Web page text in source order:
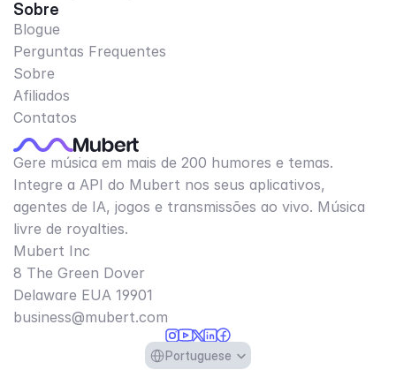
Sobre
Blogue
Perguntas Frequentes
Sobre
Afiliados
Contatos
Gere música em mais de 200 humores e temas.
Integre a API do Mubert nos seus aplicativos,
agentes de IA, jogos e transmissões ao vivo. Música
livre de royalties.
Mubert Inc
8 The Green Dover
Delaware EUA 19901​
business@mubert.com
Select Language
Portuguese